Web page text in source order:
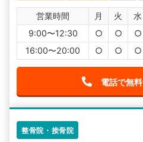
営業時間 月 火 水
9:00〜12:30
○ ○ ○
16:00〜20:00
○ ○ ○
電話で無
整骨院・接骨院